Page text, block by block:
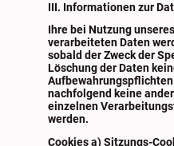
III. Informationen zur
Ihre bei Nutzung
verarbeiteten Daten
sobald der Zweck der
Löschung der Daten
nachfolgend keine
einzelnen
werden.
Cookies a) Sitzungs-